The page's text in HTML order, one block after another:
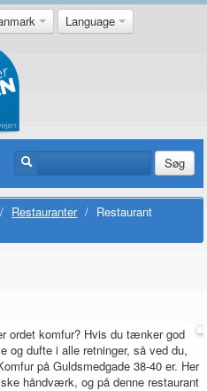
Language
Søg
/ Restauranter / Restaurant
ordet komfur? Hvis du tænker god
og dufte i alle retninger, så ved du,
på Guldsmedgade 38-40 er. Her
håndværk, og på denne restaurant